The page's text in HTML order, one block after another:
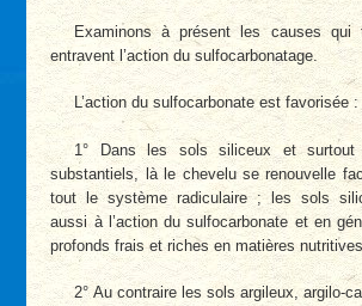
Examinons à présent les causes qui
entravent l’action du sulfocarbonatage.
L’action du sulfocarbonate est favorisée :
1° Dans les sols siliceux et
substantiels, là le chevelu se renouvelle
tout le système radiculaire ; les sols
aussi à l’action du sulfocarbonate et en
profonds frais et riches en matières
2° Au contraire les sols argileux, argilo-